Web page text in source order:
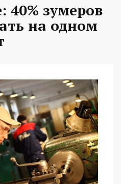
40% зумеров
на одном